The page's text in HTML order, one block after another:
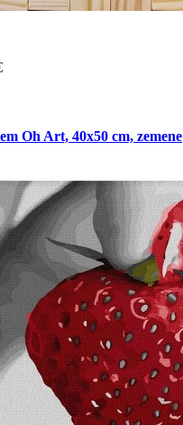
Oh Art, 40x50 cm, zemene